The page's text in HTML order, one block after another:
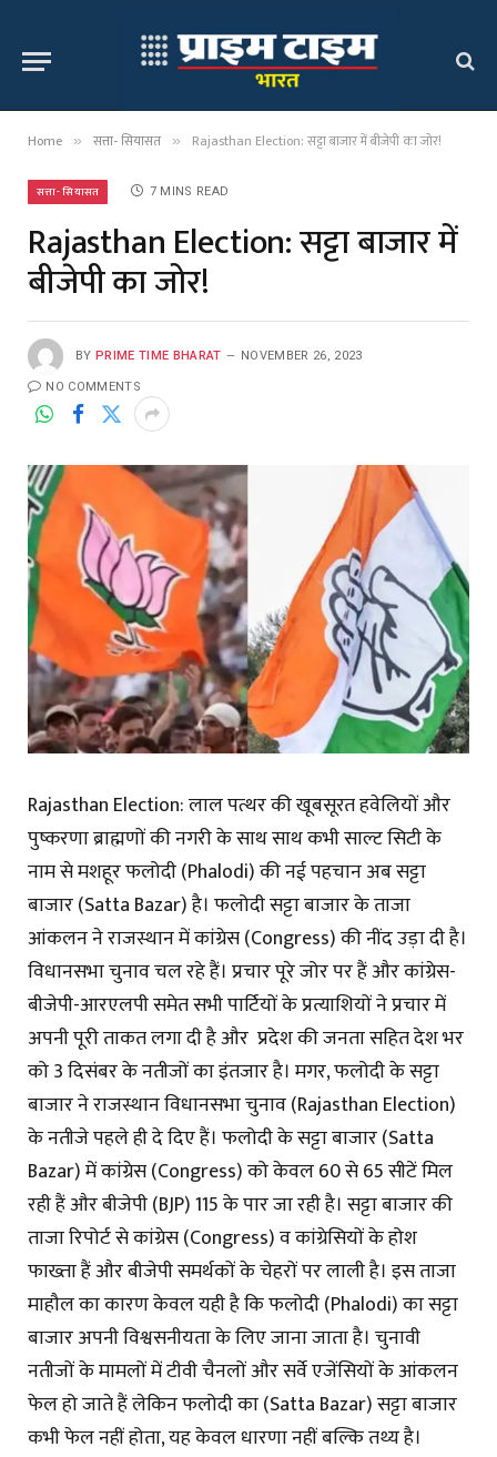
Home » सत्ता- सियासत » Rajasthan Election: सट्टा बाजार में बीजेपी का जोर!
सत्ता- सियासत 7 MINS READ
Rajasthan Election: सट्टा बाजार में
बीजेपी का जोर!
BY PRIME TIME BHARAT NOVEMBER 26, 2023
NO COMMENTS
Rajasthan Election: लाल पत्थर की खूबसूरत हवेलियों और
पुष्करणा ब्राह्मणों की नगरी के साथ साथ कभी साल्ट सिटी के
नाम से मशहूर फलोदी (Phalodi) की नई पहचान अब सट्टा
बाजार (Satta Bazar) है। फलोदी सट्टा बाजार के ताजा
आंकलन ने राजस्थान में कांग्रेस (Congress) की नींद उड़ा दी है।
विधानसभा चुनाव चल रहे हैं। प्रचार पूरे जोर पर हैं और कांग्रेस-
बीजेपी-आरएलपी समेत सभी पार्टियों के प्रत्याशियों ने प्रचार में
अपनी पूरी ताकत लगा दी है और प्रदेश की जनता सहित देश भर
को 3 दिसंबर के नतीजों का इंतजार है। मगर, फलोदी के सट्टा
बाजार ने राजस्थान विधानसभा चुनाव (Rajasthan Election)
के नतीजे पहले ही दे दिए हैं। फलोदी के सट्टा बाजार (Satta
Bazar) में कांग्रेस (Congress) को केवल 60 से 65 सीटें मिल
रही हैं और बीजेपी (BJP) 115 के पार जा रही है। सट्टा बाजार की
ताजा रिपोर्ट से कांग्रेस (Congress) व कांग्रेसियों के होश
फाख्ता हैं और बीजेपी समर्थकों के चेहरों पर लाली है। इस ताजा
माहौल का कारण केवल यही है कि फलोदी (Phalodi) का सट्टा
बाजार अपनी विश्वसनीयता के लिए जाना जाता है। चुनावी
नतीजों के मामलों में टीवी चैनलों और सर्वे एजेंसियों के आंकलन
फेल हो जाते हैं लेकिन फलोदी का (Satta Bazar) सट्टा बाजार
कभी फेल नहीं होता, यह केवल धारणा नहीं बल्कि तथ्य है।